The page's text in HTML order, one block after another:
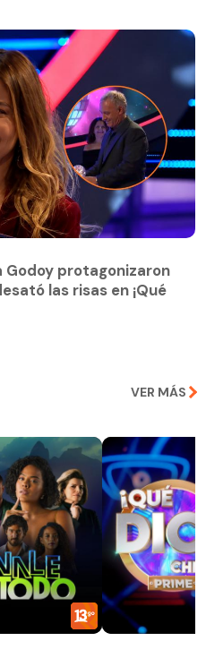
las risas en ¡Qué
Godoy protagonizaron
las risas en ¡Qué
VER MÁS